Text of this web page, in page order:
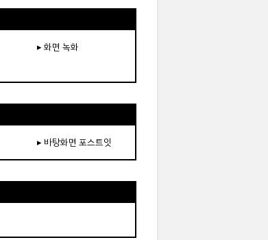
▸ 화면 녹화
▸ 바탕화면 포스트잇